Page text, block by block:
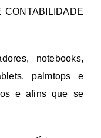
notebooks,
palmtops e
e afins que se